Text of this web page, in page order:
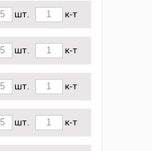
шт. к-т
шт. к-т
шт. к-т
шт. к-т